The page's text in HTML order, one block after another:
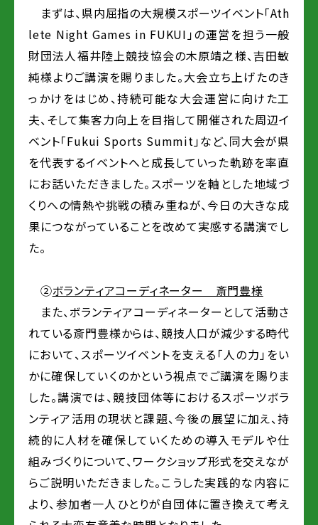
まずは、県内屈指の大規模スポーツイベント「Ath
lete Night Games in FUKUI」の運営を担う一般
財団法人福井陸上競技協会の木原靖之様、吉田敏
純様よりご講演を賜りました。大会立ち上げたのき
っかけをはじめ、持続可能な大会運営に向けた工
夫、そして集客力向上を目指して開催された周辺イ
ベント「Fukui Sports Summit」など、同大会が県
を代表するイベントへと成長していった軌跡を率直
にお話いただきました。スポーツを軸とした地域づ
くりへの情熱や挑戦の積み重ねが、今日の大きな成
果につながっていることを改めて実感する講演でし
た。
➁ボランティアコーディネーター 斎門豊様
また、ボランティアコーディネーターとして活動さ
れている斎門豊様からは、競技人口が減少する時代
において、スポーツイベントを支える「人の力」をい
かに確保していくのかという視点でご講演を賜りま
した。講演では、競技団体等におけるスポーツボラ
ンティア活用の現状と課題、今後の展望に加え、持
続的に人材を確保していくための導入モデルや仕
組みづくりについて、ワークショップ形式を交えなが
らご説明いただきました。こうした実践的な内容に
より、参加者一人ひとりが自団体に置き換えて考え